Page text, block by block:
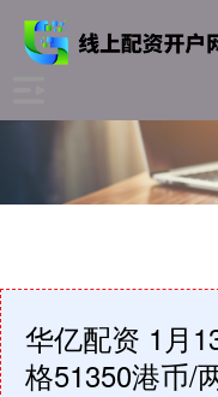
华亿配资 1月
格51350港币/